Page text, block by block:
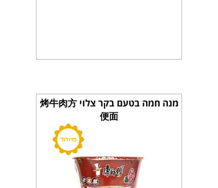
מנה חמה בטעם בקר צלוי 烤牛肉方
便面